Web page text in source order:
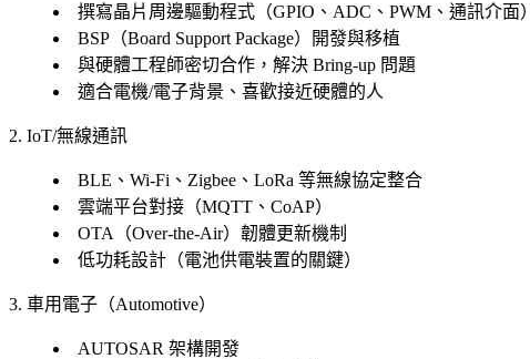
撰寫晶片周邊驅動程式（GPIO、ADC、PWM、通訊介面）
BSP（Board Support Package）開發與移植
與硬體工程師密切合作，解決 Bring-up 問題
適合電機/電子背景、喜歡接近硬體的人
2. IoT/無線通訊
BLE、Wi-Fi、Zigbee、LoRa 等無線協定整合
雲端平台對接（MQTT、CoAP）
OTA（Over-the-Air）韌體更新機制
低功耗設計（電池供電裝置的關鍵）
3. 車用電子（Automotive）
AUTOSAR 架構開發